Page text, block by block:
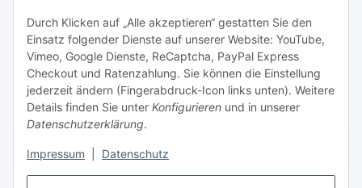
Durch Klicken auf „Alle akzeptieren“ gestatten Sie den
Einsatz folgender Dienste auf unserer Website: YouTube,
Vimeo, Google Dienste, ReCaptcha, PayPal Express
Checkout und Ratenzahlung. Sie können die Einstellung
jederzeit ändern (Fingerabdruck-Icon links unten). Weitere
Details finden Sie unter Konfigurieren und in unserer
Datenschutzerklärung.
Impressum Datenschutz
Unsere Seiten
Social Media
Vertrag widerrufen